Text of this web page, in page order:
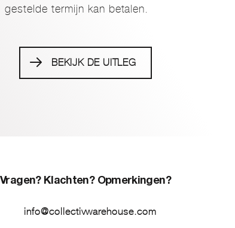
gestelde termijn kan betalen.
BEKIJK DE UITLEG
Vragen? Klachten? Opmerkingen?
info@collectivwarehouse.com